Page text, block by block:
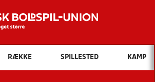
Hvad vil du søge efter?
INDHOLD OG NYHEDER
RÆKKE SPILLESTED KAMP